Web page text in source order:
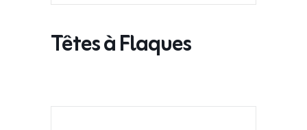
Têtes à Flaques